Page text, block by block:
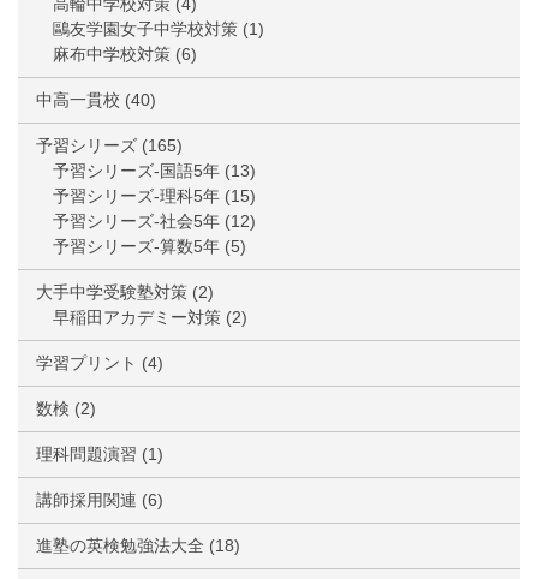
高輪中学校対策 (4)
鷗友学園女子中学校対策 (1)
麻布中学校対策 (6)
中高一貫校 (40)
予習シリーズ (165)
予習シリーズ-国語5年 (13)
予習シリーズ-理科5年 (15)
予習シリーズ-社会5年 (12)
予習シリーズ-算数5年 (5)
大手中学受験塾対策 (2)
早稲田アカデミー対策 (2)
学習プリント (4)
数検 (2)
理科問題演習 (1)
講師採用関連 (6)
進塾の英検勉強法大全 (18)